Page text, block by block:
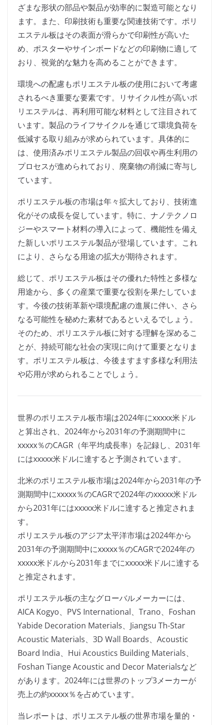
ざまな形状の部品や製品が効率的に製造可能となり
ます。また、印刷技術も重要な関連技術です。ポリ
エステル板はその表面が滑らかで印刷性が高いた
め、ポスターやサインボードなどの印刷物に適して
おり、視覚的な魅力を高めることができます。
環境への配慮もポリエステル板の使用において考慮
されるべき重要な要素です。リサイクル性が高いポ
リエステルは、再利用可能な材料として注目されて
います。製品のライフサイクルを通じて環境負荷を
低減する取り組みが求められています。具体的に
は、使用済みポリエステル製品の回収や再生利用の
プロセスが進められており、廃棄物の削減に寄与し
ています。
ポリエステル板の市場は年々拡大しており、技術進
化がその成長を促しています。特に、ナノテクノロ
ジーやスマート材料の導入によって、機能性を備え
た新しいポリエステル製品が登場しています。これ
により、さらなる用途の拡大が期待されます。
総じて、ポリエステル板はその優れた特性と多様な
用途から、多くの産業で重要な役割を果たしていま
す。今後の技術革新や環境配慮の進展に伴い、さら
なる可能性を秘めた素材であるといえるでしょう。
そのため、ポリエステル板に対する理解を深めるこ
とが、持続可能な社会の実現に向けて重要となりま
す。ポリエステル板は、今後ますます多様な利用法
や応用が求められることでしょう。
世界のポリエステル板市場は2024年にxxxxx米ドル
と算出され、2024年から2031年の予測期間中に
xxxxx％のCAGR（年平均成長率）を記録し、2031年
にはxxxxx米ドルに達すると予測されています。
北米のポリエステル板市場は2024年から2031年の予
測期間中にxxxxx％のCAGRで2024年のxxxxx米ドル
から2031年にはxxxxx米ドルに達すると推定されま
す。
ポリエステル板のアジア太平洋市場は2024年から
2031年の予測期間中にxxxxx％のCAGRで2024年の
xxxxx米ドルから2031年までにxxxxx米ドルに達する
と推定されます。
ポリエステル板の主なグローバルメーカーには、
AICA Kogyo、PVS International、Trano、Foshan
Yabide Decoration Materials、Jiangsu Th-Star
Acoustic Materials、3D Wall Boards、Acoustic
Board India、Hui Acoustics Building Materials、
Foshan Tiange Acoustic and Decor Materialsなど
があります。2024年には世界のトップ3メーカーが
売上の約xxxxx％を占めています。
当レポートは、ポリエステル板の世界市場を量的・